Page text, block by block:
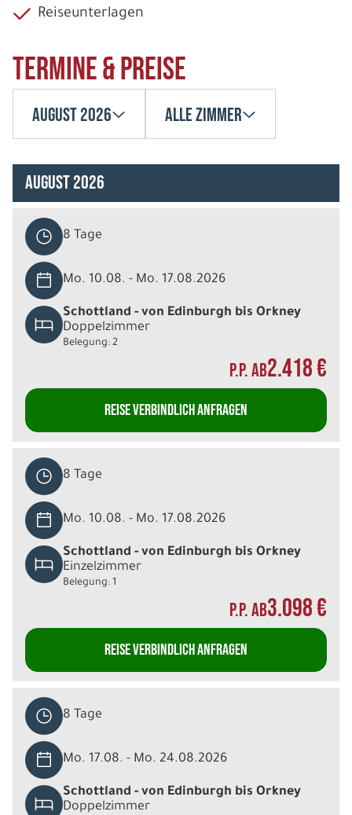
Reiseunterlagen
Termine & Preise
August 2026 Alle Zimmer
August 2026
8 Tage
Mo. 10.08. - Mo. 17.08.2026
Schottland - von Edinburgh bis Orkney
Doppelzimmer
Belegung: 2
P.P. AB2.418 €
REISE VERBINDLICH ANFRAGEN
8 Tage
Mo. 10.08. - Mo. 17.08.2026
Schottland - von Edinburgh bis Orkney
Einzelzimmer
Belegung: 1
P.P. AB3.098 €
REISE VERBINDLICH ANFRAGEN
8 Tage
Mo. 17.08. - Mo. 24.08.2026
Schottland - von Edinburgh bis Orkney
Doppelzimmer